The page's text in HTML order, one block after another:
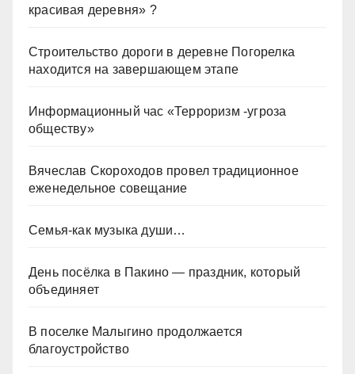
красивая деревня» ?
Строительство дороги в деревне Погорелка
находится на завершающем этапе
Информационный час «Терроризм -угроза
обществу»
Вячеслав Скороходов провел традиционное
еженедельное совещание
Семья-как музыка души…
День посёлка в Пакино — праздник, который
объединяет
В поселке Малыгино продолжается
благоустройство